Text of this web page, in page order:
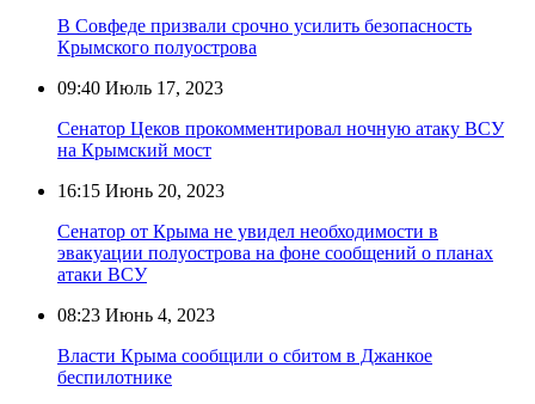
В Совфеде призвали срочно усилить безопасность
Крымского полуострова
09:40 Июль 17, 2023
Сенатор Цеков прокомментировал ночную атаку ВСУ
на Крымский мост
16:15 Июнь 20, 2023
Сенатор от Крыма не увидел необходимости в
эвакуации полуострова на фоне сообщений о планах
атаки ВСУ
08:23 Июнь 4, 2023
Власти Крыма сообщили о сбитом в Джанкое
беспилотнике